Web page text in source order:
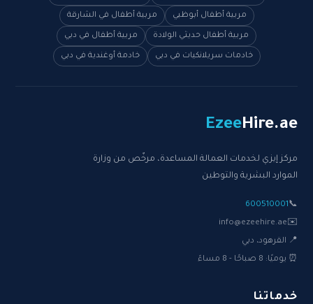
مربية أطفال أبوظبي مربية أطفال في الشارقة
مربية أطفال حديثي الولادة مربية أطفال في دبي
خادمات سريلانكيات في دبي خادمة أوغندية في دبي
EzeeHire.ae
مركز إيزي لخدمات العمالة المساعدة، مرخّص من وزارة
الموارد البشرية والتوطين
📞
600510001
✉️
info@ezeehire.ae
📍 القرهود، دبي
⏰ يوميًا: 8 صباحًا - 8 مساءً
خدماتنا